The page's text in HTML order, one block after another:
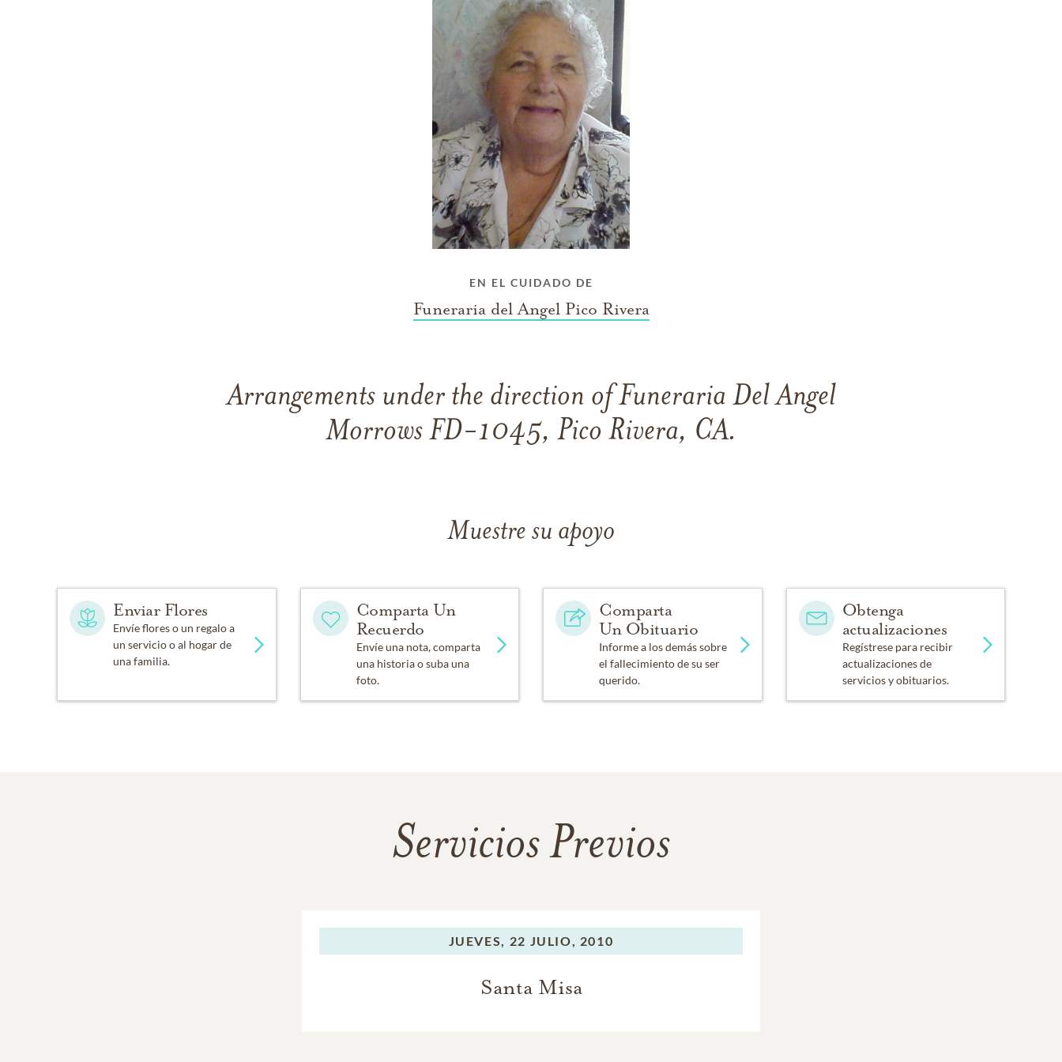
EN EL CUIDADO DE
Funeraria del Angel Pico Rivera
Arrangements under the direction of Funeraria Del Angel
Morrows FD-1045, Pico Rivera, CA.
Muestre su apoyo
Enviar Flores
Envíe flores o un regalo a
un servicio o al hogar de
una familia.
Comparta Un
Recuerdo
Envíe una nota, comparta
una historia o suba una
foto.
Comparta
Un Obituario
Informe a los demás sobre
el fallecimiento de su ser
querido.
Obtenga
actualizaciones
Regístrese para recibir
actualizaciones de
servicios y obituarios.
Servicios Previos
JUEVES, 22 JULIO, 2010
Santa Misa